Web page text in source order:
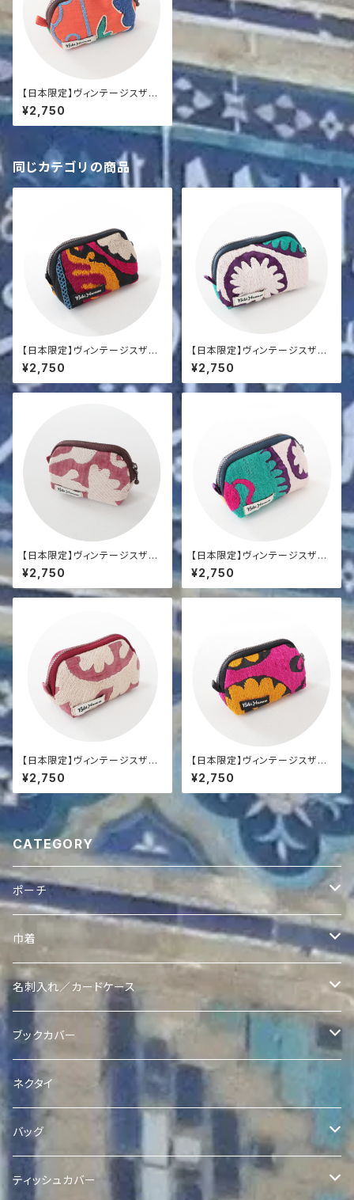
【日本限定】ヴィンテージスザニ
コインポーチ
¥2,750
同じカテゴリの商品
【日本限定】ヴィンテージスザニ
コインポーチ
¥2,750
【日本限定】ヴィンテージスザニ
コインポーチ
¥2,750
【日本限定】ヴィンテージスザニ
コインポーチ
¥2,750
【日本限定】ヴィンテージスザニ
コインポーチ
¥2,750
【日本限定】ヴィンテージスザニ
コインポーチ
¥2,750
【日本限定】ヴィンテージスザニ
コインポーチ
¥2,750
CATEGORY
ポーチ
ヴィンテージスザニポーチ
ヴィンテージスザニポーチ
ヴィンテージスザニコインポーチ
Ikatポーチ
Quroqポーチ
Quroqコインポーチ
クラッチ
巾着
Quroqリバーシブル巾着
Ikat Pearl 巾着
名刺入れ／カードケース
Quroq名刺入れ
ブックカバー
Quroqブックカバー
ネクタイ
バッグ
Quilted Ikat Bag with Pom-Poms
ティッシュカバー